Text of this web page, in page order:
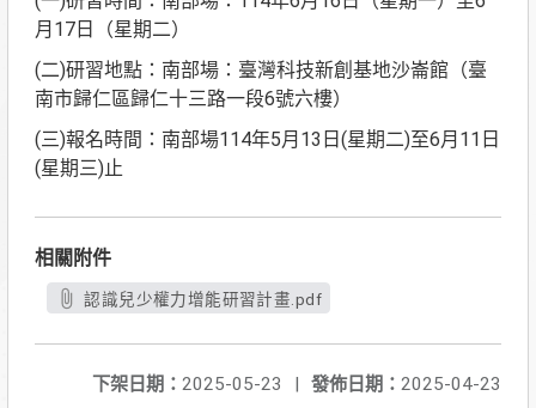
月17日（星期二）
(二)研習地點：南部場：臺灣科技新創基地沙崙館（臺
南市歸仁區歸仁十三路一段6號六樓）
(三)報名時間：南部場114年5月13日(星期二)至6月11日
(星期三)止
相關附件
認識兒少權力增能研習計畫.pdf
發佈日期： 2025-04-23
下架日期： 2025-05-23
|